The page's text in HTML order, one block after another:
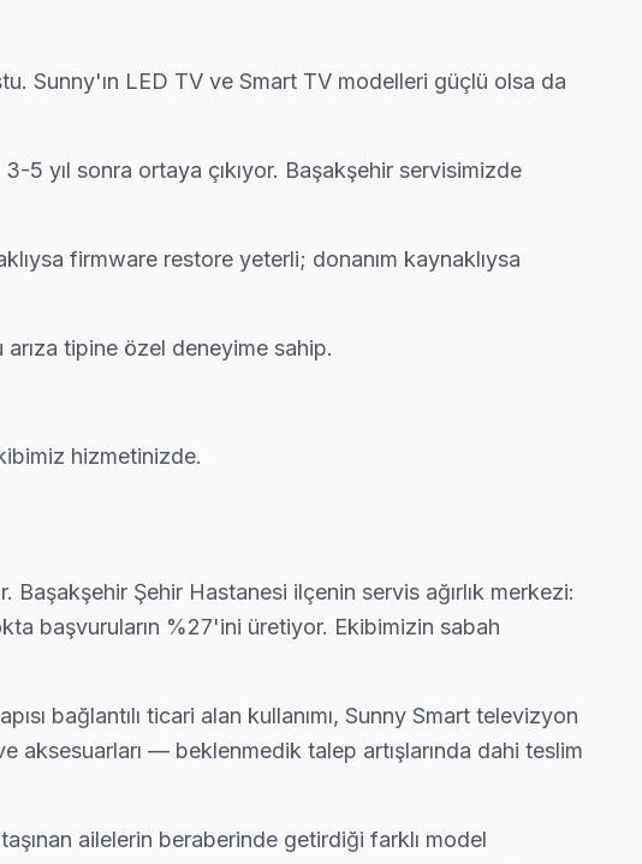
Sunny'ın LED TV ve Smart TV modelleri güçlü olsa da
5 yıl sonra ortaya çıkıyor. Başakşehir servisimizde
firmware restore yeterli; donanım kaynaklıysa
tipine özel deneyime sahip.
hizmetinizde.
Şehir Hastanesi ilçenin servis ağırlık merkezi:
başvuruların %27'ini üretiyor. Ekibimizin sabah
bağlantılı ticari alan kullanımı, Sunny Smart televizyon
— beklenmedik talep artışlarında dahi teslim
ailelerin beraberinde getirdiği farklı model